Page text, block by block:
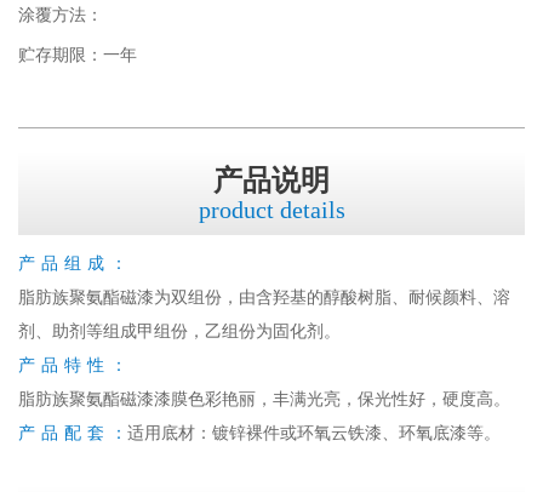
涂覆方法：
贮存期限：一年
产品说明
product details
产品组成：
脂肪族聚氨酯磁漆为双组份，由含羟基的醇酸树脂、耐候颜料、溶
剂、助剂等组成甲组份，乙组份为固化剂。
产品特性：
脂肪族聚氨酯磁漆漆膜色彩艳丽，丰满光亮，保光性好，硬度高。
产品配套： 适用底材：镀锌裸件或环氧云铁漆、环氧底漆等。